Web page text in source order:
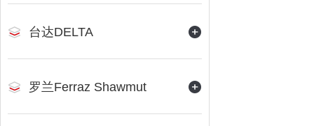
台达DELTA
罗兰Ferraz Shawmut